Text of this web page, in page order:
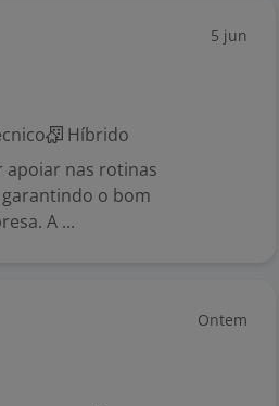
5 jun
Híbrido
apoiar nas rotinas
o bom
A ...
Ontem